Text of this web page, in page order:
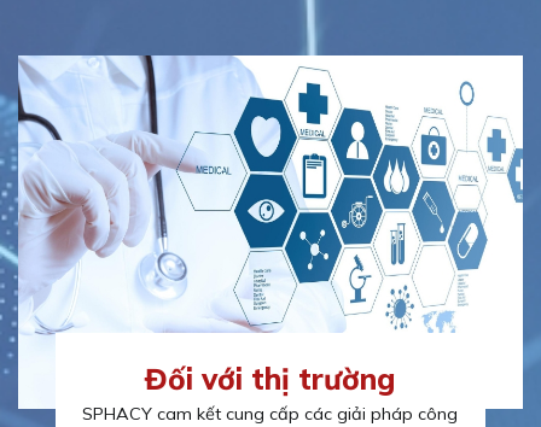
Đối với thị trường
SPHACY cam kết cung cấp các giải pháp công